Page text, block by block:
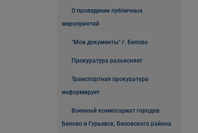
О проведении публичных
мероприятий
"Мои документы" г. Белово
Прокуратура разъясняет
Транспортная прокуратура
информирует
Военный комиссариат городов
Белово и Гурьевск, Беловского района